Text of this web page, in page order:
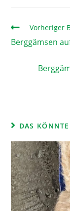
Vorheriger
Berggämsen
DAS